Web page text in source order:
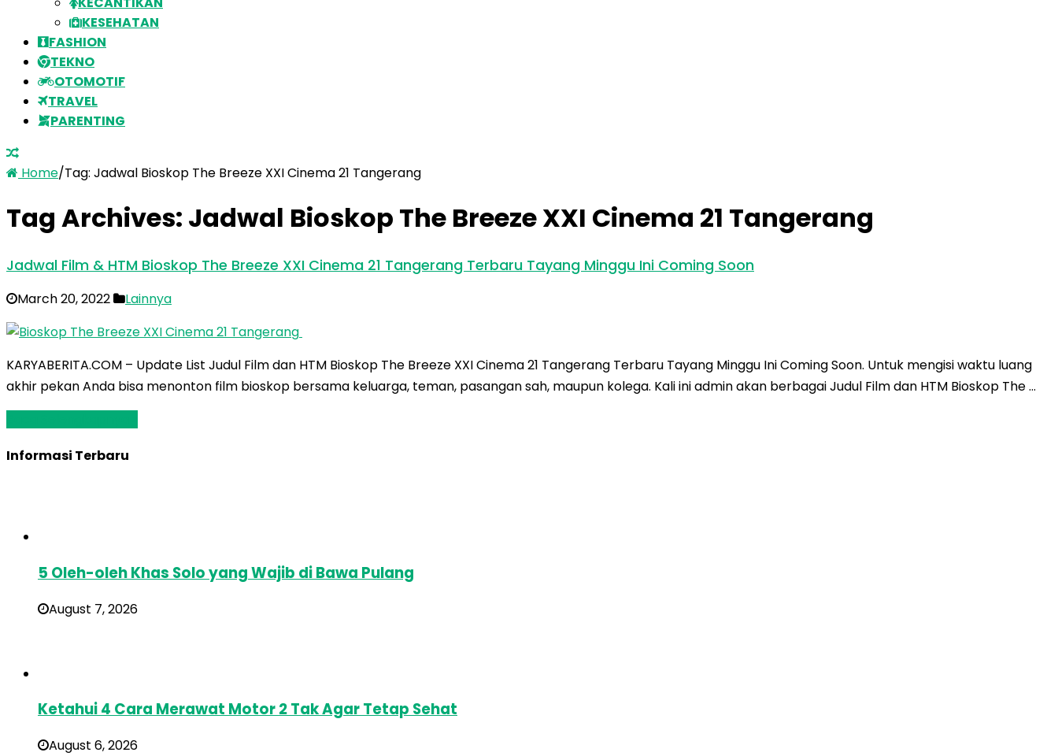
KESEHATAN
FASHION
TEKNO
OTOMOTIF
TRAVEL
PARENTING
Home/Tag: Jadwal Bioskop The Breeze XXI Cinema 21 Tangerang
Tag Archives: Jadwal Bioskop The Breeze XXI Cinema 21 Tangerang
Jadwal Film & HTM Bioskop The Breeze XXI Cinema 21 Tangerang Terbaru Tayang Minggu Ini Coming Soon
March 20, 2022 Lainnya
KARYABERITA.COM – Update List Judul Film dan HTM Bioskop The Breeze XXI Cinema 21 Tangerang Terbaru Tayang Minggu Ini Coming Soon. Untuk mengisi waktu luang
akhir pekan Anda bisa menonton film bioskop bersama keluarga, teman, pasangan sah, maupun kolega. Kali ini admin akan berbagai Judul Film dan HTM Bioskop The …
Informasi Terbaru
5 Oleh-oleh Khas Solo yang Wajib di Bawa Pulang
August 7, 2026
Ketahui 4 Cara Merawat Motor 2 Tak Agar Tetap Sehat
August 6, 2026